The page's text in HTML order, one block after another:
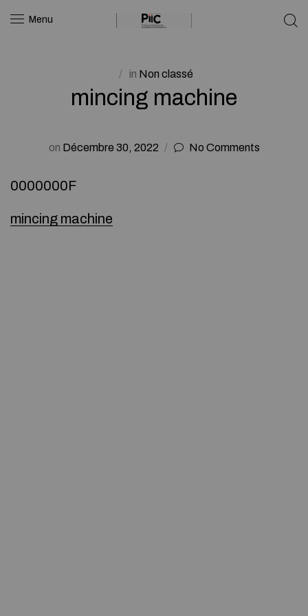
Menu
in Non classé
mincing machine
on Décembre 30, 2022 No Comments
0000000F
mincing machine